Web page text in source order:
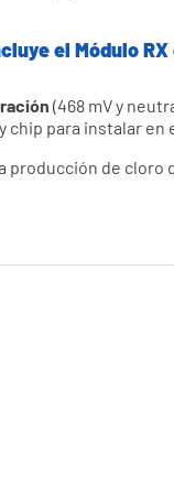
el Módulo
(468 mV y
chip para instalar en
producción de cloro